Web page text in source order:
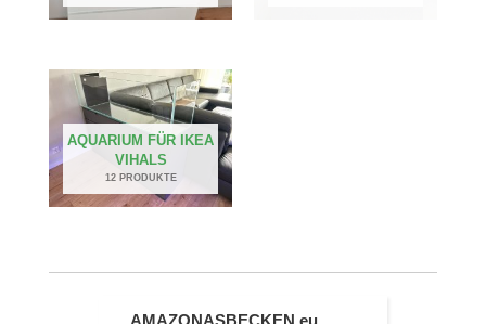
AQUARIUM FÜR IKEA
VIHALS
12 PRODUKTE
AMAZONASBECKEN.eu